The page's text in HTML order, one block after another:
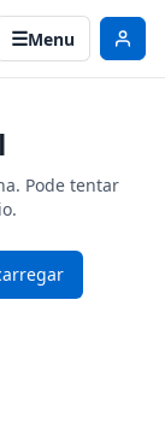
Menu
Pode tentar